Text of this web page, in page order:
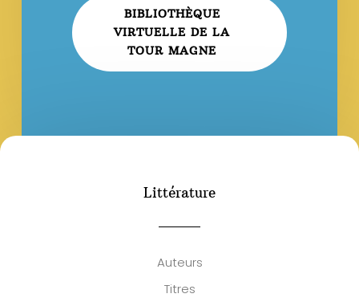
BIBLIOTHÈQUE
VIRTUELLE DE LA
TOUR MAGNE
Littérature
Auteurs
Titres